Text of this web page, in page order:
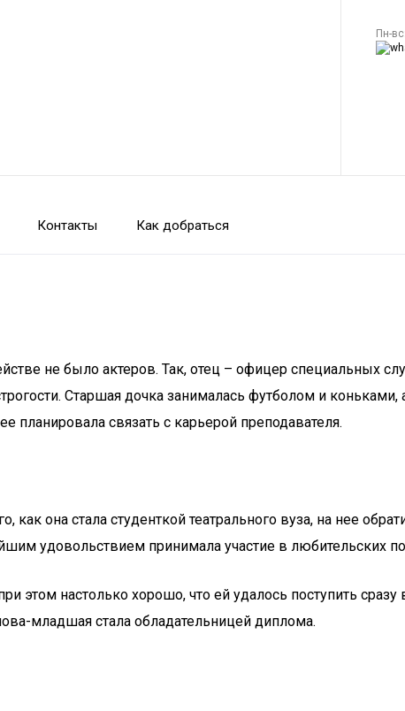
Пн-
Контакты Как добраться
не было актеров. Так, отец – офицер специальных
Старшая дочка занималась футболом и коньками,
планировала связать с карьерой преподавателя.
она стала студенткой театрального вуза, на нее
удовольствием принимала участие в любительских
этом настолько хорошо, что ей удалось поступить
младшая стала обладательницей диплома.